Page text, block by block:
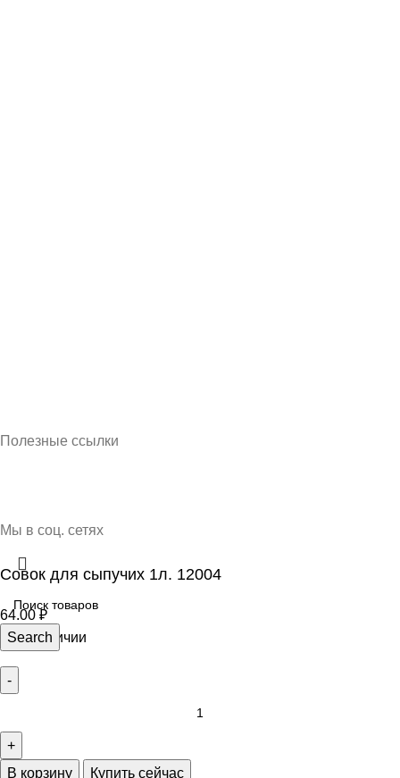
Полезные ссылки
Мы в соц. сетях
Search
Совок для сыпучих 1л. 12004
64.00 ₽
51 в наличии
В корзину Купить сейчас